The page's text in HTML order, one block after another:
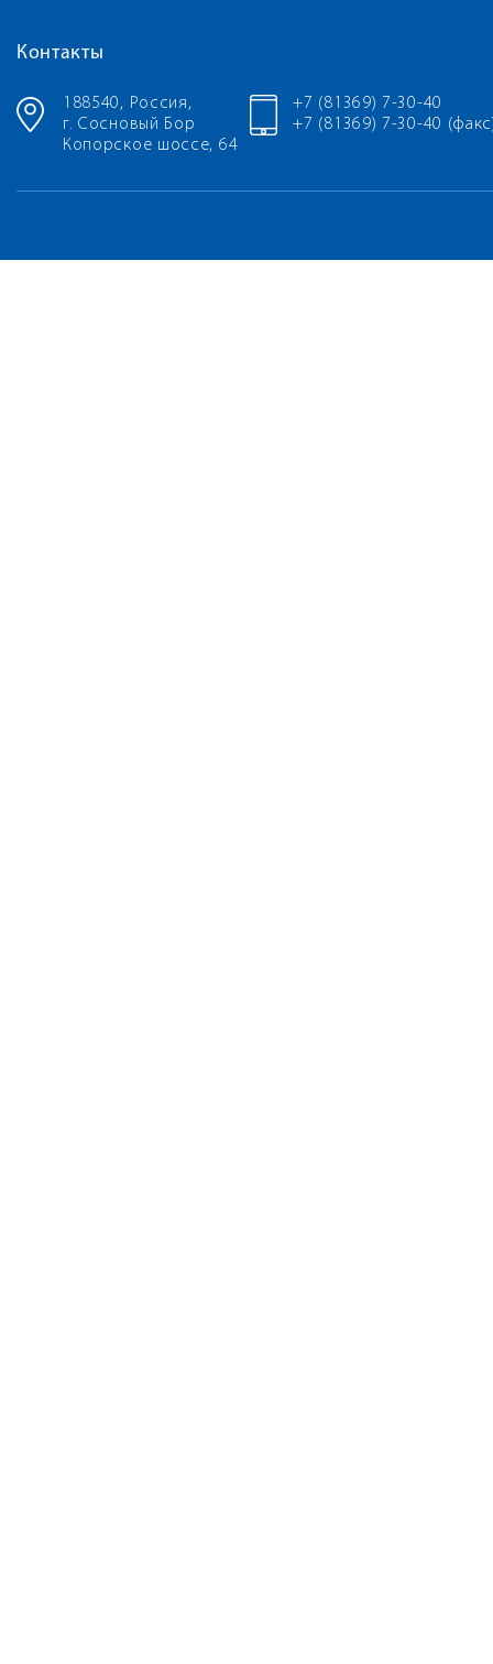
Контакты
188540, Россия,
г. Сосновый Бор
Копорское шоссе, 64
+7 (81369) 7-30-40
+7 (81369) 7-30-40